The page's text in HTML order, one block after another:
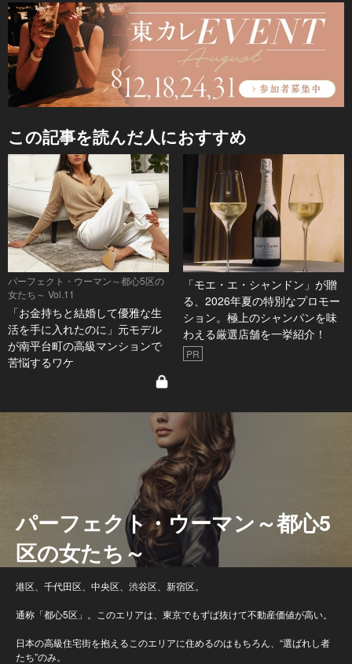
この記事を読んだ人におすすめ
パーフェクト・ウーマン～都心5区の
女たち～ Vol.11
「お金持ちと結婚して優雅な生
活を手に入れたのに」元モデル
が南平台町の高級マンションで
苦悩するワケ
「モエ・エ・シャンドン」が贈
る、2026年夏の特別なプロモー
ション。極上のシャンパンを味
わえる厳選店舗を一挙紹介！
PR
パーフェクト・ウーマン～都心5
区の女たち～
港区、千代田区、中央区、渋谷区、新宿区。
通称「都心5区」。このエリアは、東京でもずば抜けて不動産価値が高い。
日本の高級住宅街を抱えるこのエリアに住めるのはもちろん、“選ばれし者
たち”のみ。